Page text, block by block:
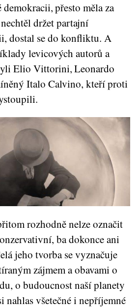
demokracii,přesto měla za
držet partajní
dostal se do konfliktu. A
levicových autorů a
Elio Vittorini,Leonardo
Italo Calvino, kteří proti
rozhodně nelze označit
ba dokonce ani
jeho tvorba se vyznačuje
zájmem a obavami o
o budoucnost naší planety
nahlas všetečné i nepříjemné